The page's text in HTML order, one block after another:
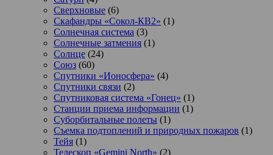
Сверхновые (6)
Скафандры «Сокол-КВ2» (1)
Солнечная система (3)
Солнечные затмения (1)
Солнце (24)
Союз (60)
Спутники «Ионосфера» (4)
Спутники связи (2)
Спутниковая система «Гонец» (1)
Станции приема информации (1)
Суборбитальные полеты (1)
Съемка подтоплений и природных пожаров (1)
Тейя (1)
Телескоп «Gemini North» (2)